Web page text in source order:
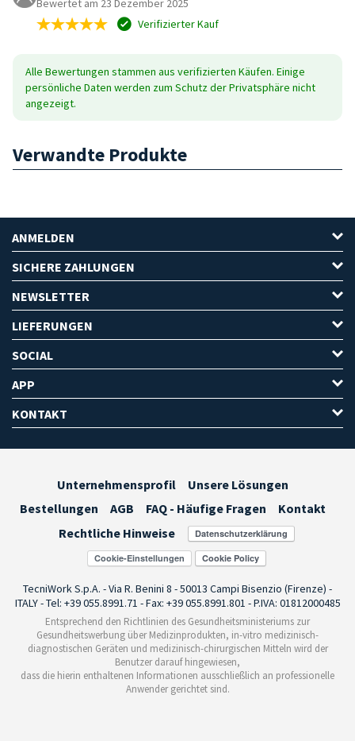
Verifizierter Kauf
Alle Bewertungen stammen aus verifizierten Käufen. Einige
persönliche Daten werden zum Schutz der Privatsphäre nicht
angezeigt.
Verwandte Produkte
ANMELDEN
SICHERE ZAHLUNGEN
NEWSLETTER
LIEFERUNGEN
SOCIAL
APP
KONTAKT
Unternehmensprofil
Unsere Lösungen
Bestellungen
AGB FAQ - Häufige Fragen
Kontakt
Rechtliche Hinweise
Cookie-Einstellungen
TecniWork S.p.A. - Via R. Benini 8 - 50013 Campi Bisenzio (Firenze) -
ITALY - Tel: +39 055.8991.71 - Fax: +39 055.8991.801 - P.IVA: 01812000485
Entsprechend den Richtlinien des Gesundheitsministeriums zur
Gesundheitswerbung über Medizinprodukten, in-vitro medizinisch-
diagnostischen Geräten und medizinisch-chirurgischen Mitteln wird der
Benutzer darauf hingewiesen,
dass die hierin enthaltenen Informationen ausschließlich an professionelle
Anwender gerichtet sind.